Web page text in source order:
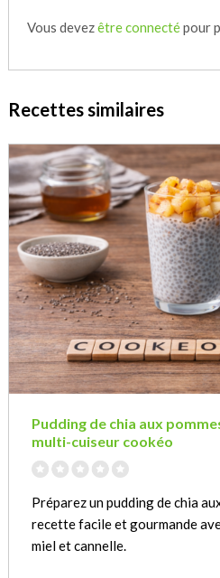
Vous devezêtre connectépour
Recettes similaires
Pudding de chia aux
multi-cuiseur cookéo
Préparez un pudding de chia
recette facile et gourmande
miel et cannelle.